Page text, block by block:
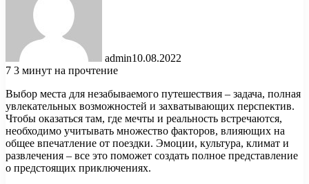
admin10.08.2022
7 3 минут на прочтение
Выбор места для незабываемого путешествия – задача, полная
увлекательных возможностей и захватывающих перспектив.
Чтобы оказаться там, где мечты и реальность встречаются,
необходимо учитывать множество факторов, влияющих на
общее впечатление от поездки. Эмоции, культура, климат и
развлечения – все это поможет создать полное представление
о предстоящих приключениях.